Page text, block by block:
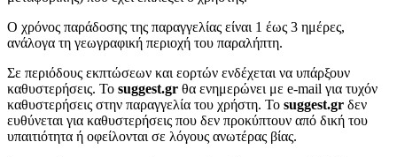
Ο χρόνος παράδοσης της παραγγελίας είναι 1 έως 3 ημέρες,
ανάλογα τη γεωγραφική περιοχή του παραλήπτη.
Σε περιόδους εκπτώσεων και εορτών ενδέχεται να υπάρξουν
καθυστερήσεις. Το suggest.gr θα ενημερώνει με e-mail για τυχόν
καθυστερήσεις στην παραγγελία του χρήστη. Το suggest.gr δεν
ευθύνεται για καθυστερήσεις που δεν προκύπτουν από δική του
υπαιτιότητα ή οφείλονται σε λόγους ανωτέρας βίας.